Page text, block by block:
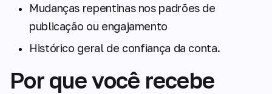
Mudanças repentinas nos padrões de
publicação ou engajamento
Histórico geral de confiança da conta.
Por que você recebe